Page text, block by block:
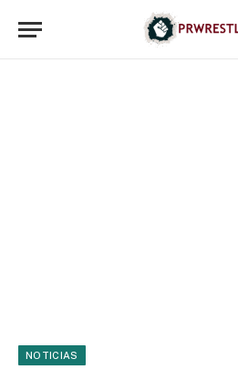
NOTICIAS